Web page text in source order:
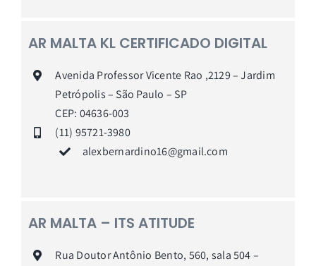
AR MALTA KL CERTIFICADO DIGITAL
Avenida Professor Vicente Rao ,2129 – Jardim
Petrópolis – São Paulo – SP
CEP: 04636-003
(11) 95721-3980
alexbernardino16@gmail.com
AR MALTA – ITS ATITUDE
Rua Doutor Antônio Bento, 560, sala 504 –